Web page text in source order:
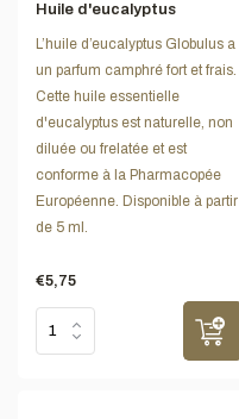
Huile d'eucalyptus
L’huile d’eucalyptus Globulus a
un parfum camphré fort et frais.
Cette huile essentielle
d'eucalyptus est naturelle, non
diluée ou frelatée et est
conforme à la Pharmacopée
Européenne. Disponible à partir
de 5 ml.
€5,75